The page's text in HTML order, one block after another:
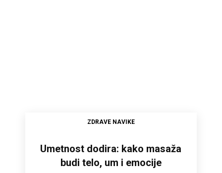
ZDRAVE NAVIKE
Umetnost dodira: kako masaža
budi telo, um i emocije